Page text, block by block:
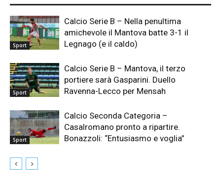
Sport
Calcio Serie B – Nella penultima
amichevole il Mantova batte 3-1 il
Legnago (e il caldo)
Sport
Calcio Serie B – Mantova, il terzo
portiere sarà Gasparini. Duello
Ravenna-Lecco per Mensah
Sport
Calcio Seconda Categoria –
Casalromano pronto a ripartire.
Bonazzoli: “Entusiasmo e voglia”